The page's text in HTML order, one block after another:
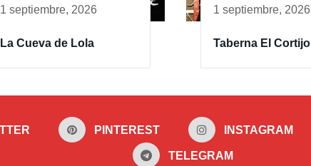
1 septiembre, 2026
La Cueva de Lola
1 septiembre, 2026
Taberna El Cortijo
PINTEREST INSTAGRAM
TELEGRAM